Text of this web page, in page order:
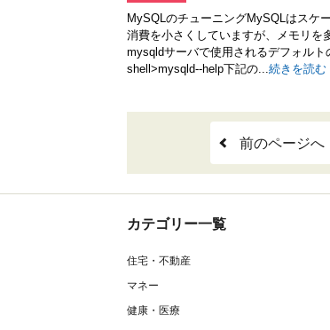
MySQLのチューニングMySQLはスケ
消費を小さくしていますが、メモリを
mysqldサーバで使用されるデフォルト
shell>mysqld--help下記の...続きを読む
前のページへ
カテゴリー一覧
住宅・不動産
マネー
健康・医療